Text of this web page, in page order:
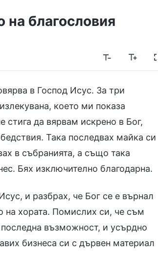
благословия
в Господ Исус. За три
което ми показа
да вярвам искрено в Бог,
Така последвах майка си
в събранията, а също така
Бях изключително благодарна.
и разбрах, че Бог се е върнал
на хората. Помислих си, че съм
възможност, и усърдно
бизнеса си с дървен материал